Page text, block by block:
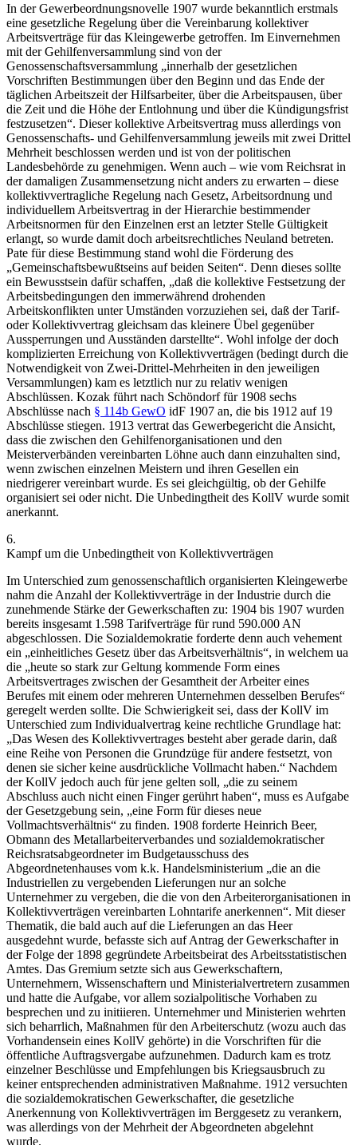
In der Gewerbeordnungsnovelle 1907 wurde bekanntlich erstmals
eine gesetzliche Regelung über die Vereinbarung kollektiver
Arbeitsverträge für das Kleingewerbe getroffen. Im Einvernehmen
mit der Gehilfenversammlung sind von der
Genossenschaftsversammlung „innerhalb der gesetzlichen
Vorschriften Bestimmungen über den Beginn und das Ende der
täglichen Arbeitszeit der Hilfsarbeiter, über die Arbeitspausen, über
die Zeit und die Höhe der Entlohnung und über die Kündigungsfrist
festzusetzen“. Dieser kollektive Arbeitsvertrag muss allerdings von
Genossenschafts- und Gehilfenversammlung jeweils mit zwei Drittel
Mehrheit beschlossen werden und ist von der politischen
Landesbehörde zu genehmigen. Wenn auch – wie vom Reichsrat in
der damaligen Zusammensetzung nicht anders zu erwarten – diese
kollektivvertragliche Regelung nach Gesetz, Arbeitsordnung und
individuellem Arbeitsvertrag in der Hierarchie bestimmender
Arbeitsnormen für den Einzelnen erst an letzter Stelle Gültigkeit
erlangt, so wurde damit doch arbeitsrechtliches Neuland betreten.
Pate für diese Bestimmung stand wohl die Förderung des
„Gemeinschaftsbewußtseins auf beiden Seiten“. Denn dieses sollte
ein Bewusstsein dafür schaffen, „daß die kollektive Festsetzung der
Arbeitsbedingungen den immerwährend drohenden
Arbeitskonflikten unter Umständen vorzuziehen sei, daß der Tarif-
oder Kollektivvertrag gleichsam das kleinere Übel gegenüber
Aussperrungen und Ausständen darstellte“. Wohl infolge der doch
komplizierten Erreichung von Kollektivverträgen (bedingt durch die
Notwendigkeit von Zwei-Drittel-Mehrheiten in den jeweiligen
Versammlungen) kam es letztlich nur zu relativ wenigen
Abschlüssen. Kozak führt nach Schöndorffür 1908 sechs
Abschlüsse nach § 114b GewO idF 1907 an, die bis 1912 auf 19
Abschlüsse stiegen. 1913 vertrat das Gewerbegericht die Ansicht,
dass die zwischen den Gehilfenorganisationen und den
Meisterverbänden vereinbarten Löhne auch dann einzuhalten sind,
wenn zwischen einzelnen Meistern und ihren Gesellen ein
niedrigerer vereinbart wurde. Es sei gleichgültig, ob der Gehilfe
organisiert sei oder nicht. Die Unbedingtheit des KollV wurde somit
anerkannt.
6.
Kampf um die Unbedingtheit von Kollektivverträgen
Im Unterschied zum genossenschaftlich organisierten Kleingewerbe
nahm die Anzahl der Kollektivverträge in der Industrie durch die
zunehmende Stärke der Gewerkschaften zu: 1904 bis 1907 wurden
bereits insgesamt 1.598 Tarifverträge für rund 590.000 AN
abgeschlossen. Die Sozialdemokratie forderte denn auch vehement
ein „einheitliches Gesetz über das Arbeitsverhältnis“, in welchem ua
die „heute so stark zur Geltung kommende Form eines
Arbeitsvertrages zwischen der Gesamtheit der Arbeiter eines
Berufes mit einem oder mehreren Unternehmen desselben Berufes“
geregelt werden sollte. Die Schwierigkeit sei, dass der KollV im
Unterschied zum Individualvertrag keine rechtliche Grundlage hat:
„Das Wesen des Kollektivvertrages besteht aber gerade darin, daß
eine Reihe von Personen die Grundzüge für andere festsetzt, von
denen sie sicher keine ausdrückliche Vollmacht haben.“ Nachdem
der KollV jedoch auch für jene gelten soll, „die zu seinem
Abschluss auch nicht einen Finger gerührt haben“, muss es Aufgabe
der Gesetzgebung sein, „eine Form für dieses neue
Vollmachtsverhältnis“ zu finden. 1908 forderte Heinrich Beer,
Obmann des Metallarbeiterverbandes und sozialdemokratischer
Reichsratsabgeordneter im Budgetausschuss des
Abgeordnetenhauses vom k.k. Handelsministerium „die an die
Industriellen zu vergebenden Lieferungen nur an solche
Unternehmer zu vergeben, die die von den Arbeiterorganisationen in
Kollektivverträgen vereinbarten Lohntarife anerkennen“. Mit dieser
Thematik, die bald auch auf die Lieferungen an das Heer
ausgedehnt wurde, befasste sich auf Antrag der Gewerkschafter in
der Folge der 1898 gegründete Arbeitsbeirat des Arbeitsstatistischen
Amtes. Das Gremium setzte sich aus Gewerkschaftern,
Unternehmern, Wissenschaftern und Ministerialvertretern zusammen
und hatte die Aufgabe, vor allem sozialpolitische Vorhaben zu
besprechen und zu initiieren. Unternehmer und Ministerien wehrten
sich beharrlich, Maßnahmen für den Arbeiterschutz (wozu auch das
Vorhandensein eines KollV gehörte) in die Vorschriften für die
öffentliche Auftragsvergabe aufzunehmen. Dadurch kam es trotz
einzelner Beschlüsse und Empfehlungen bis Kriegsausbruch zu
keiner entsprechenden administrativen Maßnahme. 1912 versuchten
die sozialdemokratischen Gewerkschafter, die gesetzliche
Anerkennung von Kollektivverträgen im Berggesetz zu verankern,
was allerdings von der Mehrheit der Abgeordneten abgelehnt
wurde.